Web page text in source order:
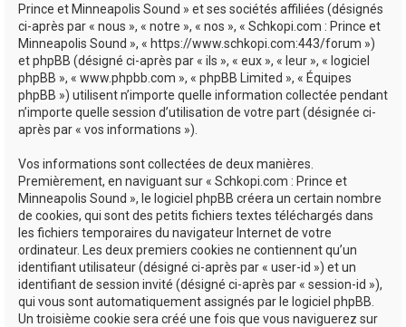
Prince et Minneapolis Sound » et ses sociétés affiliées (désignés
ci-après par « nous », « notre », « nos », « Schkopi.com : Prince et
Minneapolis Sound », « https://www.schkopi.com:443/forum »)
et phpBB (désigné ci-après par « ils », « eux », « leur », « logiciel
phpBB », « www.phpbb.com », « phpBB Limited », « Équipes
phpBB ») utilisent n’importe quelle information collectée pendant
n’importe quelle session d’utilisation de votre part (désignée ci-
après par « vos informations »).
Vos informations sont collectées de deux manières.
Premièrement, en naviguant sur « Schkopi.com : Prince et
Minneapolis Sound », le logiciel phpBB créera un certain nombre
de cookies, qui sont des petits fichiers textes téléchargés dans
les fichiers temporaires du navigateur Internet de votre
ordinateur. Les deux premiers cookies ne contiennent qu’un
identifiant utilisateur (désigné ci-après par « user-id ») et un
identifiant de session invité (désigné ci-après par « session-id »),
qui vous sont automatiquement assignés par le logiciel phpBB.
Un troisième cookie sera créé une fois que vous naviguerez sur